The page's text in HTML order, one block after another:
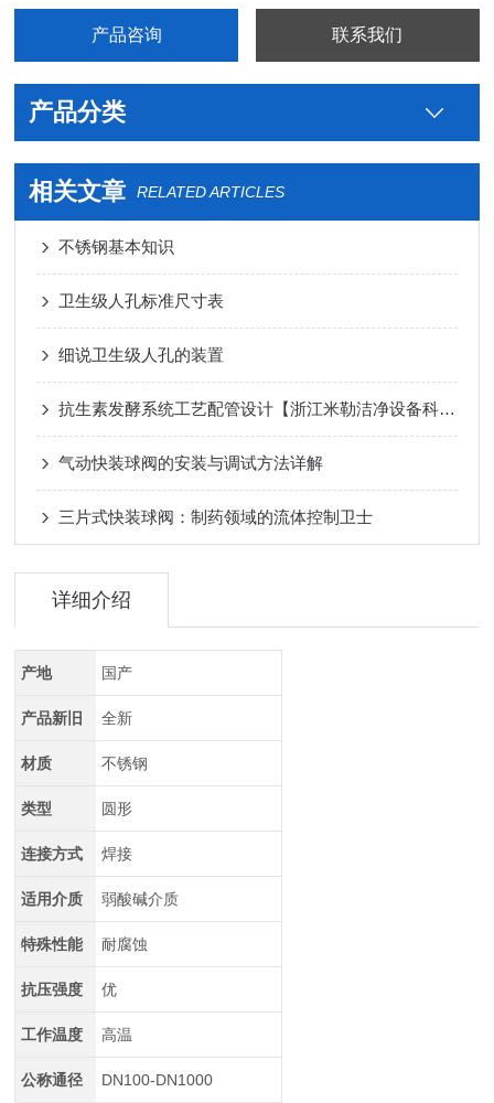
产品咨询 联系我们
产品分类
相关文章 RELATED ARTICLES
不锈钢基本知识
卫生级人孔标准尺寸表
细说卫生级人孔的装置
抗生素发酵系统工艺配管设计【浙江米勒洁净设备科技有限公司】
气动快装球阀的安装与调试方法详解
三片式快装球阀：制药领域的流体控制卫士
详细介绍
产地 国产
产品新旧 全新
材质 不锈钢
类型 圆形
连接方式 焊接
适用介质 弱酸碱介质
特殊性能 耐腐蚀
抗压强度 优
工作温度 高温
公称通径 DN100-DN1000